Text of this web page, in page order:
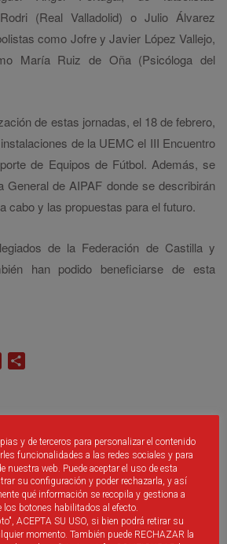
(Real Valladolid) o Julio Álvarez
como Jofre y Javier López Vallejo,
María Ruiz de Oña (Psicóloga del
de estas jornadas, el 18 de febrero,
de la UEMC el III Encuentro
de Equipos de Fútbol. Además, se
General de AIPAF donde se describirán
cabo y las propuestas para el futuro.
de la Federación de Castilla y
han podido beneficiarse de esta
WhatsApp
Publicaciones Relacionadas.
y de terceros para personalizar el contenido
funcionalidades a las redes sociales y para
nuestra web. Puede aceptar el uso de esta
su configuración y poder rechazarla, y así
qué información se recopila y gestiona a
los botones habilitados al efecto.
ACEPTA SU USO, si bien podrá retirar su
momento. También puede RECHAZAR la